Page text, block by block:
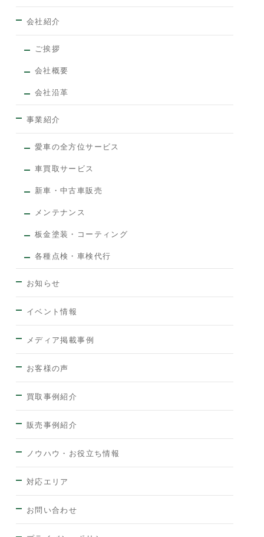
会社紹介
ご挨拶
会社概要
会社沿革
事業紹介
愛車の全方位サービス
車買取サービス
新車・中古車販売
メンテナンス
板金塗装・コーティング
各種点検・車検代行
お知らせ
イベント情報
メディア掲載事例
お客様の声
買取事例紹介
販売事例紹介
ノウハウ・お役立ち情報
対応エリア
お問い合わせ